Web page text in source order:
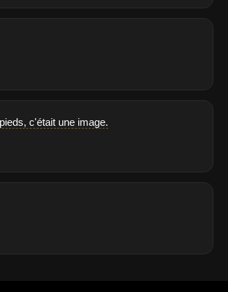
c'était une image.